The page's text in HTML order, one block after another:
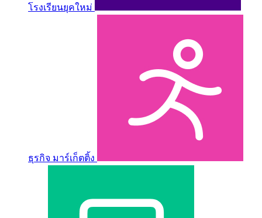
โรงเรียนยุคใหม่
ธุรกิจ มาร์เก็ตติ้ง